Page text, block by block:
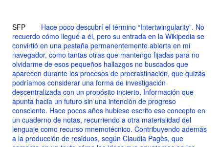
SFP
Hace poco descubrí el término “Intertwingularity”. No
recuerdo cómo llegué a él, pero su entrada en la Wikipedia se
convirtió en una pestaña permanentemente abierta en mi
navegador, como tantas otras que mantengo fijadas para no
olvidarme de esos pequeños hallazgos no buscados que
aparecen durante los procesos de procrastinación, que quizás
podríamos considerar una forma de investigación
descentralizada con un propósito incierto. Información que
apunta hacia un futuro sin una intención de progreso
consciente. Hace pocos años hubiese escrito ese concepto en
un cuaderno de notas, recurriendo a otra materialidad del
lenguaje como recurso mnemotécnico. Contribuyendo además
a la producción de residuos, según Claudia Pagès, que